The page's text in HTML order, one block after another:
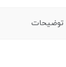
توضیحات